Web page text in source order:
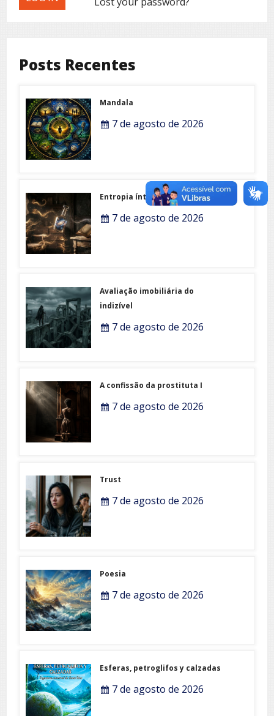
Posts Recentes
Mandala
7 de agosto de 2026
Entropia íntima
7 de agosto de 2026
Avaliação imobiliária do
indizível
7 de agosto de 2026
A confissão da prostituta I
7 de agosto de 2026
Trust
7 de agosto de 2026
Poesia
7 de agosto de 2026
Esferas, petroglifos y calzadas
7 de agosto de 2026